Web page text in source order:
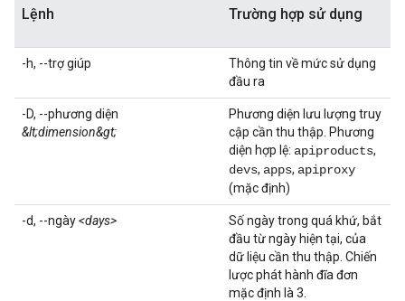
Lệnh Trường hợp sử dụng
-h, --trợ giúp
Thông tin về mức sử dụng
đầu ra
-D, --phương diện
&lt;dimension&gt;
Phương diện lưu lượng truy
cập cần thu thập. Phương
diện hợp lệ: apiproducts,
devs, apps, apiproxy
(mặc định)
-d, --ngày<days>
Số ngày trong quá khứ, bắt
đầu từ ngày hiện tại, của
dữ liệu cần thu thập. Chiến
lược phát hành đĩa đơn
mặc định là 3.